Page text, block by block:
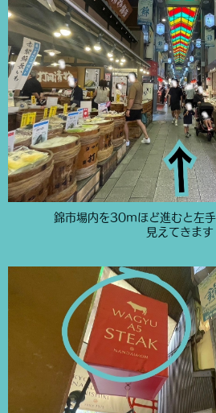
錦市場内を30mほど進むと左
見えてきます